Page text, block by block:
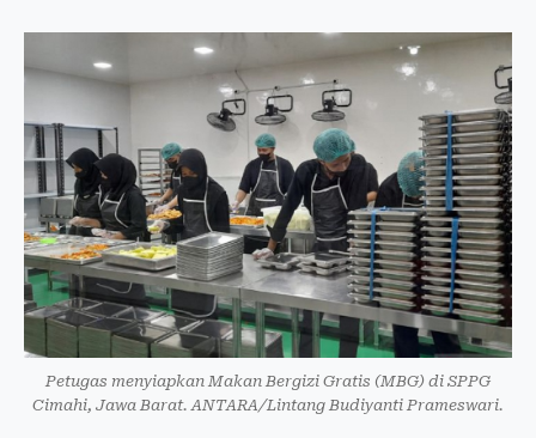
Petugas menyiapkan Makan Bergizi Gratis (MBG) di SPPG
Cimahi, Jawa Barat. ANTARA/Lintang Budiyanti Prameswari.